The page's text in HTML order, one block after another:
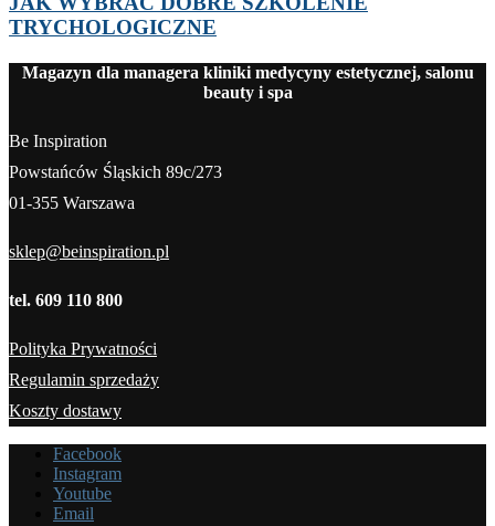
TRYCHOLOGICZNE
Magazyn dla managera kliniki medycyny estetycznej, salonu
beauty i spa
Be Inspiration
Powstańców Śląskich 89c/273
01-355 Warszawa
sklep@beinspiration.pl
tel. 609 110 800
Polityka Prywatności
Regulamin sprzedaży
Koszty dostawy
Facebook
Instagram
Youtube
Email